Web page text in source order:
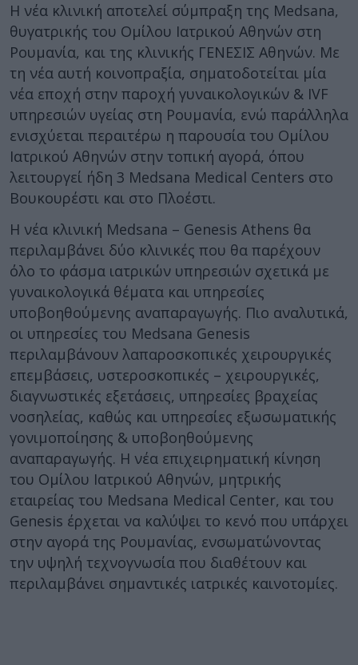
Η νέα κλινική αποτελεί σύμπραξη της Medsana,
θυγατρικής του Ομίλου Ιατρικού Αθηνών στη
Ρουμανία, και της κλινικής ΓΕΝΕΣΙΣ Αθηνών. Με
τη νέα αυτή κοινοπραξία, σηματοδοτείται μία
νέα εποχή στην παροχή γυναικολογικών & IVF
υπηρεσιών υγείας στη Ρουμανία, ενώ παράλληλα
ενισχύεται περαιτέρω η παρουσία του Ομίλου
Ιατρικού Αθηνών στην τοπική αγορά, όπου
λειτουργεί ήδη 3 Medsana Medical Centers στο
Βουκουρέστι και στο Πλοέστι.
Η νέα κλινική Μedsana – Genesis Athens θα
περιλαμβάνει δύο κλινικές που θα παρέχουν
όλο το φάσμα ιατρικών υπηρεσιών σχετικά με
γυναικολογικά θέματα και υπηρεσίες
υποβοηθούμενης αναπαραγωγής. Πιο αναλυτικά,
οι υπηρεσίες του Medsana Genesis
περιλαμβάνουν λαπαροσκοπικές χειρουργικές
επεμβάσεις, υστεροσκοπικές – χειρουργικές,
διαγνωστικές εξετάσεις, υπηρεσίες βραχείας
νοσηλείας, καθώς και υπηρεσίες εξωσωματικής
γονιμοποίησης & υποβοηθούμενης
αναπαραγωγής. Η νέα επιχειρηματική κίνηση
του Ομίλου Ιατρικού Αθηνών, μητρικής
εταιρείας του Medsana Medical Center, και του
Genesis έρχεται να καλύψει το κενό που υπάρχει
στην αγορά της Ρουμανίας, ενσωματώνοντας
την υψηλή τεχνογνωσία που διαθέτουν και
περιλαμβάνει σημαντικές ιατρικές καινοτομίες.